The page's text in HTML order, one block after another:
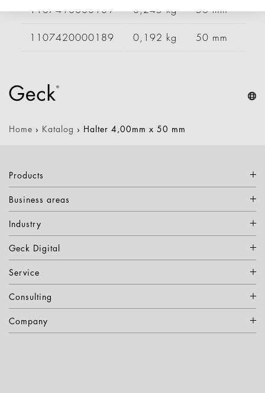
1107410000189 0,245 kg 50 mm
1107420000189 0,192 kg 50 mm
Home › Katalog › Halter 4,00mm x 50 mm
Products
Business areas
Industry
Geck Digital
Service
Consulting
Company